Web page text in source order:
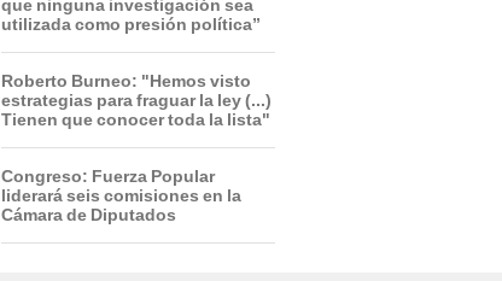
que ninguna investigación sea
utilizada como presión política”
Roberto Burneo: "Hemos visto
estrategias para fraguar la ley (...)
Tienen que conocer toda la lista"
Congreso: Fuerza Popular
liderará seis comisiones en la
Cámara de Diputados